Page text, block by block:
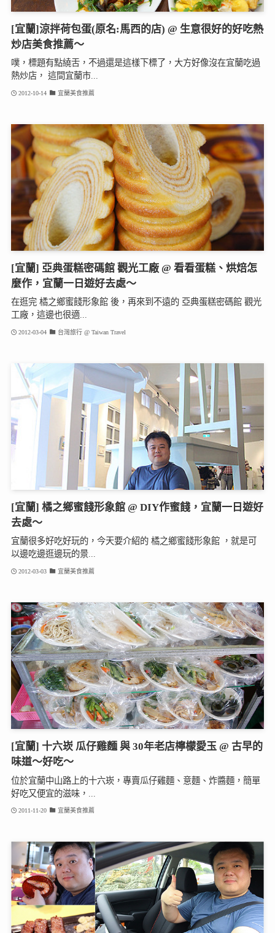
[宜蘭]涼拌荷包蛋(原名:馬西的店) @ 生意很好的好吃熱
炒店美食推薦～
噗，標題有點繞舌，不過還是這樣下標了，大方好像沒在宜蘭吃過
熱炒店， 這間宜蘭市...
2012-10-14 宜蘭美食推薦
[宜蘭] 亞典蛋糕密碼館 觀光工廠 @ 看看蛋糕、烘焙怎
麼作，宜蘭一日遊好去處～
在逛完 橘之鄉蜜餞形象館 後，再來到不遠的 亞典蛋糕密碼館 觀光
工廠，這邊也很適...
2012-03-04 台灣旅行 @ Taiwan Travel
[宜蘭] 橘之鄉蜜餞形象館 @ DIY作蜜餞，宜蘭一日遊好
去處～
宜蘭很多好吃好玩的，今天要介紹的 橘之鄉蜜餞形象館 ，就是可
以邊吃邊逛邊玩的景...
2012-03-03 宜蘭美食推薦
[宜蘭] 十六崁 瓜仔雞麵 與 30年老店檸檬愛玉 @ 古早的
味道～好吃～
位於宜蘭中山路上的十六崁，專賣瓜仔雞麵、意麵、炸醬麵，簡單
好吃又便宜的滋味，...
2011-11-20 宜蘭美食推薦